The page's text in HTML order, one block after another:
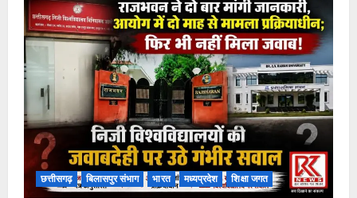
छत्तीसगढ़ बिलासपुर संभाग भारत मध्यप्रदेश शिक्षा जगत